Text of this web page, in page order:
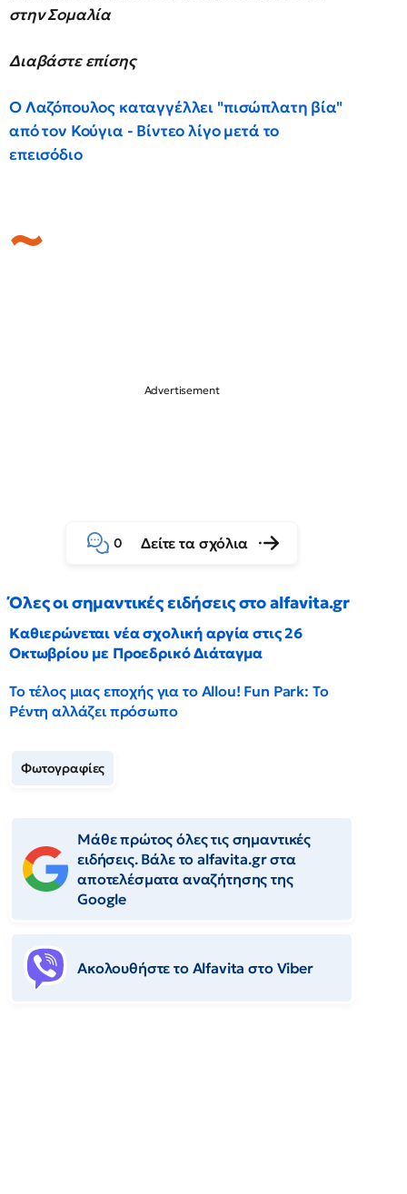
στην Σομαλία
Διαβάστε επίσης
Ο Λαζόπουλος καταγγέλλει "πισώπλατη βία"
από τον Κούγια - Βίντεο λίγο μετά το
επεισόδιο
0 Δείτε τα σχόλια
Όλες οι σημαντικές ειδήσεις στο alfavita.gr
Καθιερώνεται νέα σχολική αργία στις 26
Οκτωβρίου με Προεδρικό Διάταγμα
Το τέλος μιας εποχής για το Allou! Fun Park: Το
Ρέντη αλλάζει πρόσωπο
Φωτογραφίες
Μάθε πρώτος όλες τις σημαντικές
ειδήσεις. Βάλε το alfavita.gr στα
αποτελέσματα αναζήτησης της
Google
Ακολουθήστε το Αlfavita στο Viber